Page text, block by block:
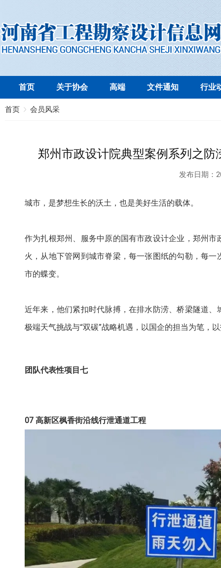
首页 关于协会 高端 文件通知 行业
首页 会员风采
郑州市政设计院典型案例系列之
发布日期：
城市，是梦想生长的沃土，也是美好生活的载体。
作为扎根郑州、服务中原的国有市政设计企业，郑州
火，从地下管网到城市脊梁，每一张图纸的勾勒，每
市的蝶变。
近年来，他们紧扣时代脉搏，在排水防涝、桥梁隧道
极端天气挑战与“双碳”战略机遇，以国企的担当为笔，
团队代表性项目七
07 高新区枫香街沿线行泄通道工程